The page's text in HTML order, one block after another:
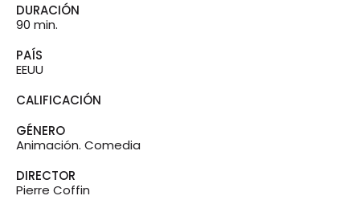
DURACIÓN
90 min.
PAÍS
EEUU
CALIFICACIÓN
GÉNERO
Animación. Comedia
DIRECTOR
Pierre Coffin